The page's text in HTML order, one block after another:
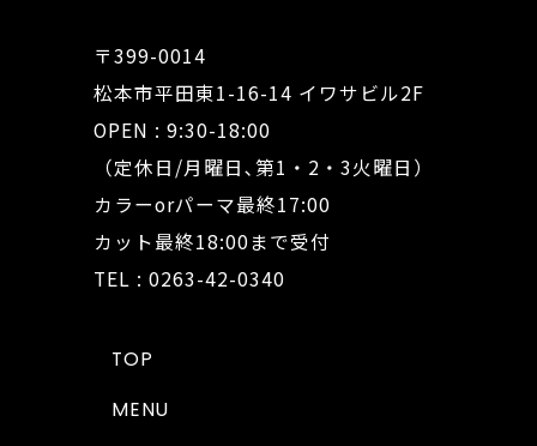
〒399-0014
松本市平田東1-16-14 イワサビル2F
OPEN : 9:30-18:00
（定休日/月曜日､第1・2・3火曜日）
カラーorパーマ最終17:00
カット最終18:00まで受付
TEL : 0263-42-0340
TOP
MENU